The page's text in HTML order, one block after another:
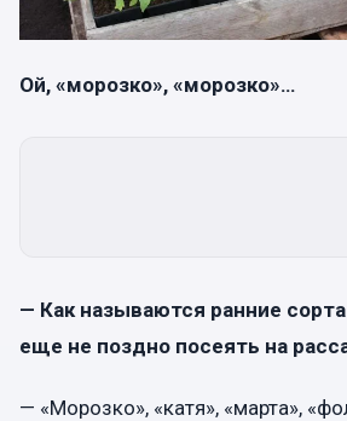
Ой, «морозко», «морозко»…
— Как называются ранние
еще не поздно посеять на
— «Морозко», «катя», «марта»,